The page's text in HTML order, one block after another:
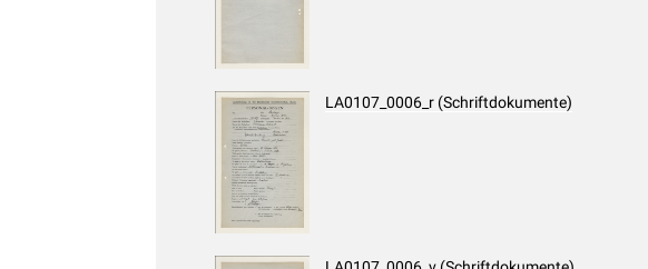
LA0107_0006_r (Schriftdokumente)